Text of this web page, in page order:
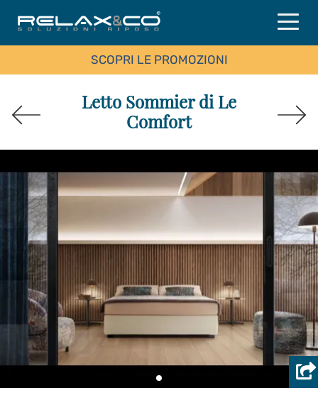
SCOPRI LE PROMOZIONI
Letto Sommier di Le
Comfort